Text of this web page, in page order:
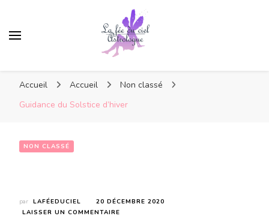
Accueil Accueil
Non classé
Guidance du Solstice d’hiver
NON CLASSÉ
par LAFÉEDUCIEL
20 DÉCEMBRE 2020
LAISSER UN COMMENTAIRE